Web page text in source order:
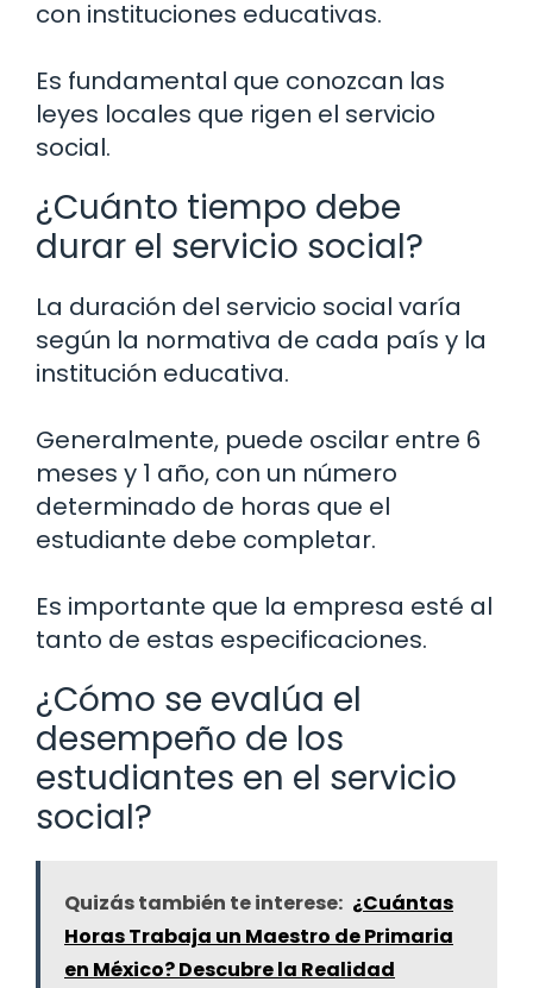
con instituciones educativas.
Es fundamental que conozcan las
leyes locales que rigen el servicio
social.
¿Cuánto tiempo debe
durar el servicio social?
La duración del servicio social varía
según la normativa de cada país y la
institución educativa.
Generalmente, puede oscilar entre 6
meses y 1 año, con un número
determinado de horas que el
estudiante debe completar.
Es importante que la empresa esté al
tanto de estas especificaciones.
¿Cómo se evalúa el
desempeño de los
estudiantes en el servicio
social?
Quizás también te interese: ¿Cuántas
Horas Trabaja un Maestro de Primaria
en México? Descubre la Realidad